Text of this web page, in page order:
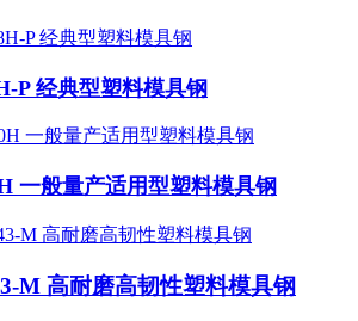
P 经典型塑料模具钢
一般量产适用型塑料模具钢
M 高耐磨高韧性塑料模具钢